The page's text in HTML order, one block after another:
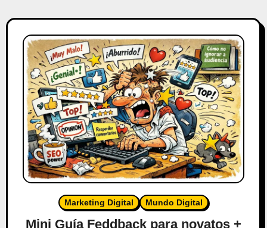
Marketing Digital Mundo Digital
Mini Guía Feddback para novatos +